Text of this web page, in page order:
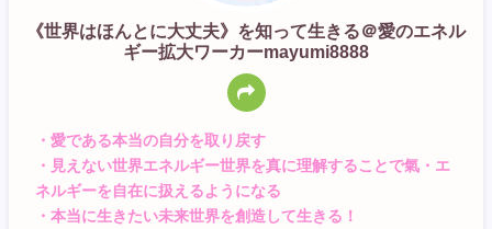
《世界はほんとに大丈夫》を知って生きる＠愛のエネル
ギー拡大ワーカーmayumi8888
・愛である本当の自分を取り戻す
・見えない世界エネルギー世界を真に理解することで氣・エ
ネルギーを自在に扱えるようになる
・本当に生きたい未来世界を創造して生きる！